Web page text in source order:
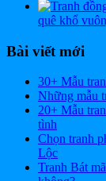
quê khổ
Bài viết mới
30+ Mẫu
Những mẫu
20+ Mẫu
tình
Chọn tranh
Lộc
Tranh Bát